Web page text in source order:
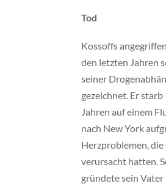
Tod
Kossoffs
den letzten Jahren
seiner
gezeichnet. Er
Jahren auf einem
nach New York
Herzproblemen,
verursacht hatten.
gründete sein